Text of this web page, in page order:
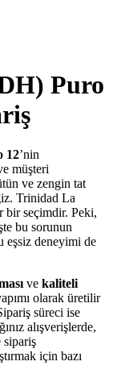
Puro
12’nin
müşteri
ve zengin tat
Trinidad La
bir seçimdir. Peki,
bu sorunun
eşsiz deneyimi de
ve kaliteli
olarak üretilir
süreci ise
alışverişlerde,
sipariş
için bazı